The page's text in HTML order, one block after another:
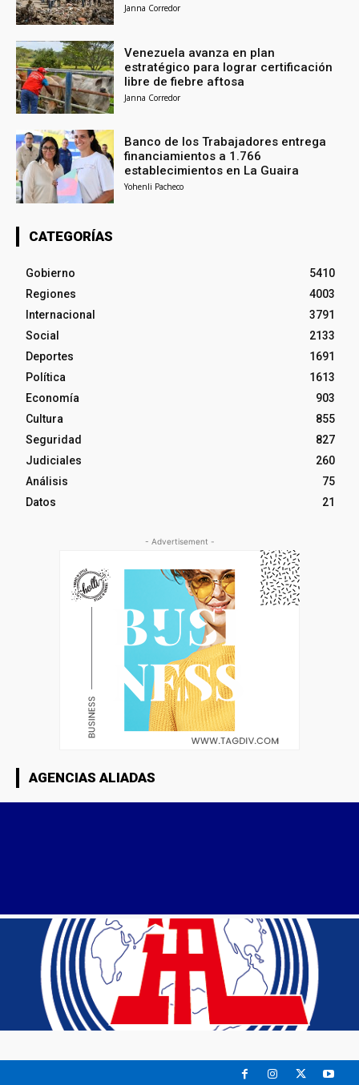
Janna Corredor
Venezuela avanza en plan
estratégico para lograr certificación
libre de fiebre aftosa
Janna Corredor
Banco de los Trabajadores entrega
financiamientos a 1.766
establecimientos en La Guaira
Yohenli Pacheco
CATEGORÍAS
Gobierno
5410
Regiones
4003
Internacional
3791
Social
2133
Deportes
1691
Política
1613
Economía
903
Cultura
855
Seguridad
827
Judiciales
260
Análisis
75
Datos
21
- Advertisement -
AGENCIAS ALIADAS